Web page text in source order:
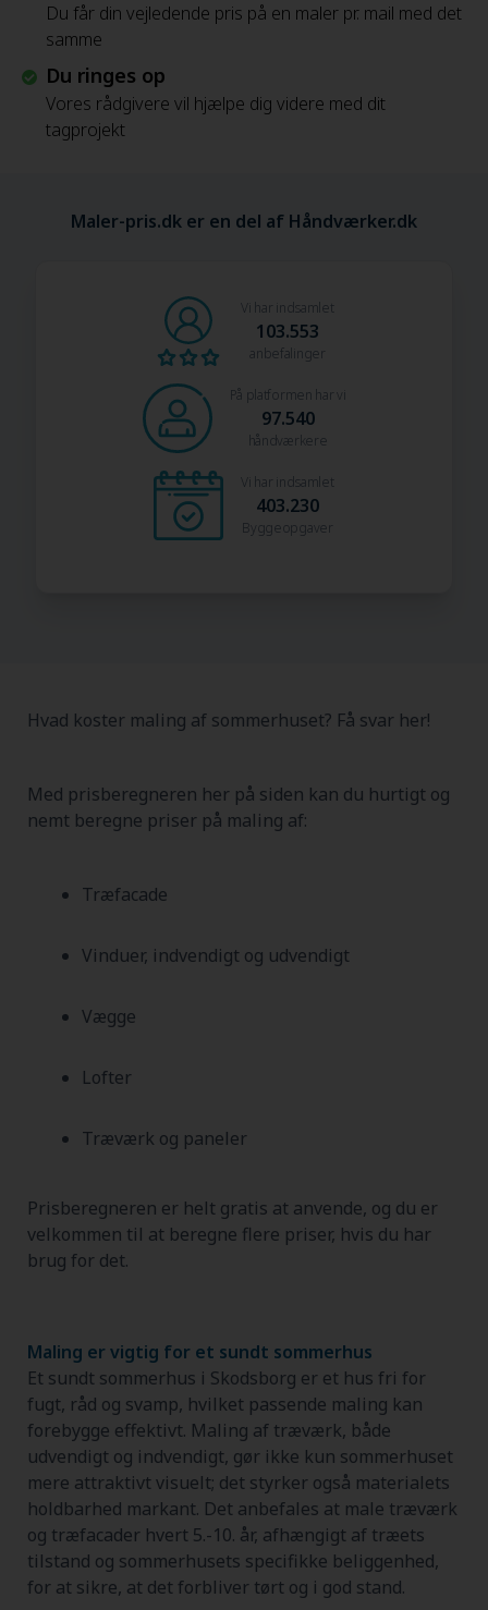
Du får din vejledende pris på en maler pr. mail med det
samme
Du ringes op
Vores rådgivere vil hjælpe dig videre med dit
tagprojekt
Maler-pris.dk er en del af Håndværker.dk
Vi har indsamlet
103.553
anbefalinger
På platformen har vi
97.540
håndværkere
Vi har indsamlet
403.230
Byggeopgaver
Hvad koster maling af sommerhuset? Få svar her!
Med prisberegneren her på siden kan du hurtigt og
nemt beregne priser på maling af:
Træfacade
Vinduer, indvendigt og udvendigt
Vægge
Lofter
Træværk og paneler
Prisberegneren er helt gratis at anvende, og du er
velkommen til at beregne flere priser, hvis du har
brug for det.
Maling er vigtig for et sundt sommerhus
Et sundt sommerhus i Skodsborg er et hus fri for
fugt, råd og svamp, hvilket passende maling kan
forebygge effektivt. Maling af træværk, både
udvendigt og indvendigt, gør ikke kun sommerhuset
mere attraktivt visuelt; det styrker også materialets
holdbarhed markant. Det anbefales at male træværk
og træfacader hvert 5.-10. år, afhængigt af træets
tilstand og sommerhusets specifikke beliggenhed,
for at sikre, at det forbliver tørt og i god stand.